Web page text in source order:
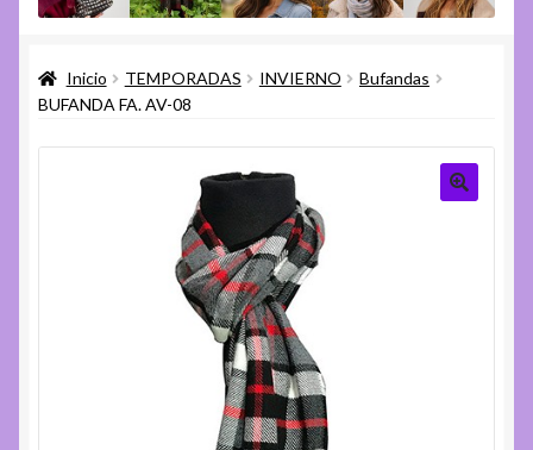
menú
Ayuda
menú
hijo
Inicio TEMPORADAS INVIERNO
Bufandas
BUFANDA FA. AV-08